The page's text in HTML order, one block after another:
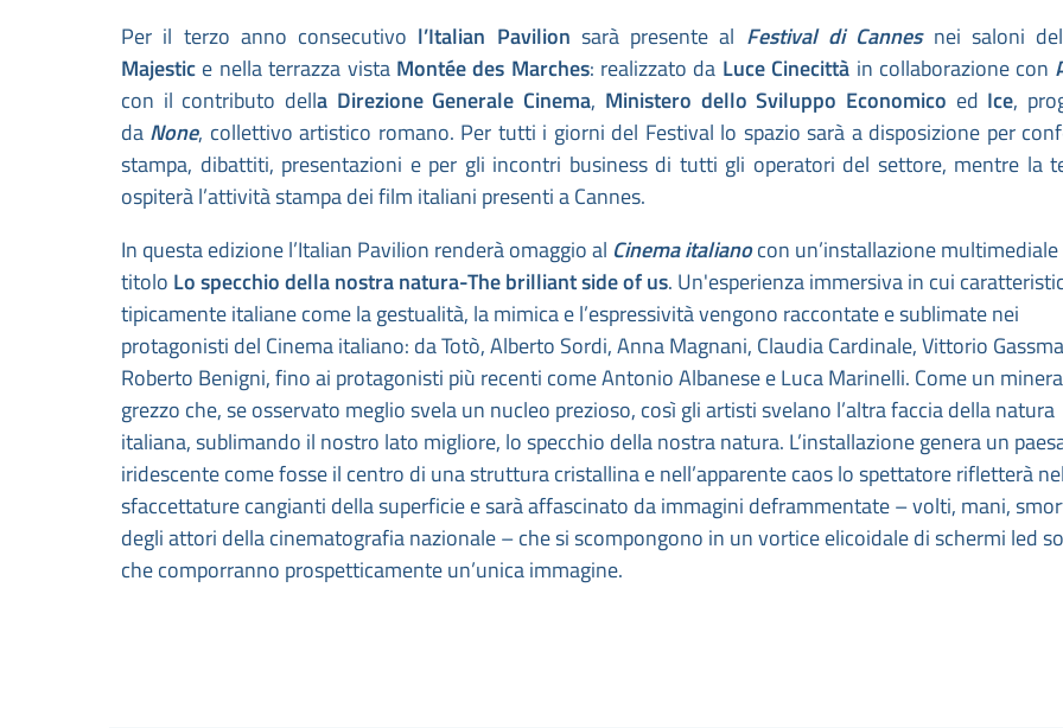
Per il terzo anno consecutivo l’Italian Pavilion sarà presente al Festival di Cannesnei saloni
Majestic e nella terrazza vista Montée des Marches: realizzato da Luce Cinecittà in collaborazione con
con il contributo della Direzione Generale Cinema, Ministero dello Sviluppo Economico ed Ice,
da None, collettivo artistico romano. Per tutti i giorni del Festival lo spazio sarà a disposizione per
stampa, dibattiti, presentazioni e per gli incontri business di tutti gli operatori del settore, mentre la
ospiterà l’attività stampa dei film italiani presenti a Cannes.
In questa edizione l’Italian Pavilion renderà omaggio al Cinema italianocon un’installazione
titolo Lo specchio della nostra natura-The brilliant side of us. Un'esperienza immersiva in cui
tipicamente italiane come la gestualità, la mimica e l’espressività vengono raccontate e sublimate nei
protagonisti del Cinema italiano: da Totò, Alberto Sordi, Anna Magnani, Claudia Cardinale, Vittorio
Roberto Benigni, fino ai protagonisti più recenti come Antonio Albanese e Luca Marinelli. Come un
grezzo che, se osservato meglio svela un nucleo prezioso, così gli artisti svelano l’altra faccia della natura
italiana, sublimando il nostro lato migliore, lo specchio della nostra natura. L’installazione genera un
iridescente come fosse il centro di una struttura cristallina e nell’apparente caos lo spettatore rifletterà
sfaccettature cangianti della superficie e sarà affascinato da immagini deframmentate – volti, mani,
degli attori della cinematografia nazionale – che si scompongono in un vortice elicoidale di schermi led
che comporranno prospetticamente un’unica immagine.